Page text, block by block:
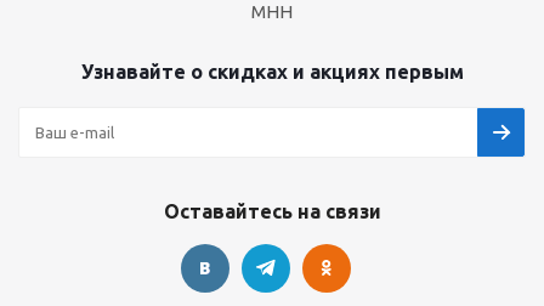
МНН
Узнавайте о скидках и акциях первым
Оставайтесь на связи